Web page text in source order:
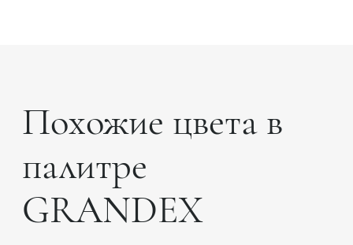
Похожие цвета в
палитре
GRANDEX